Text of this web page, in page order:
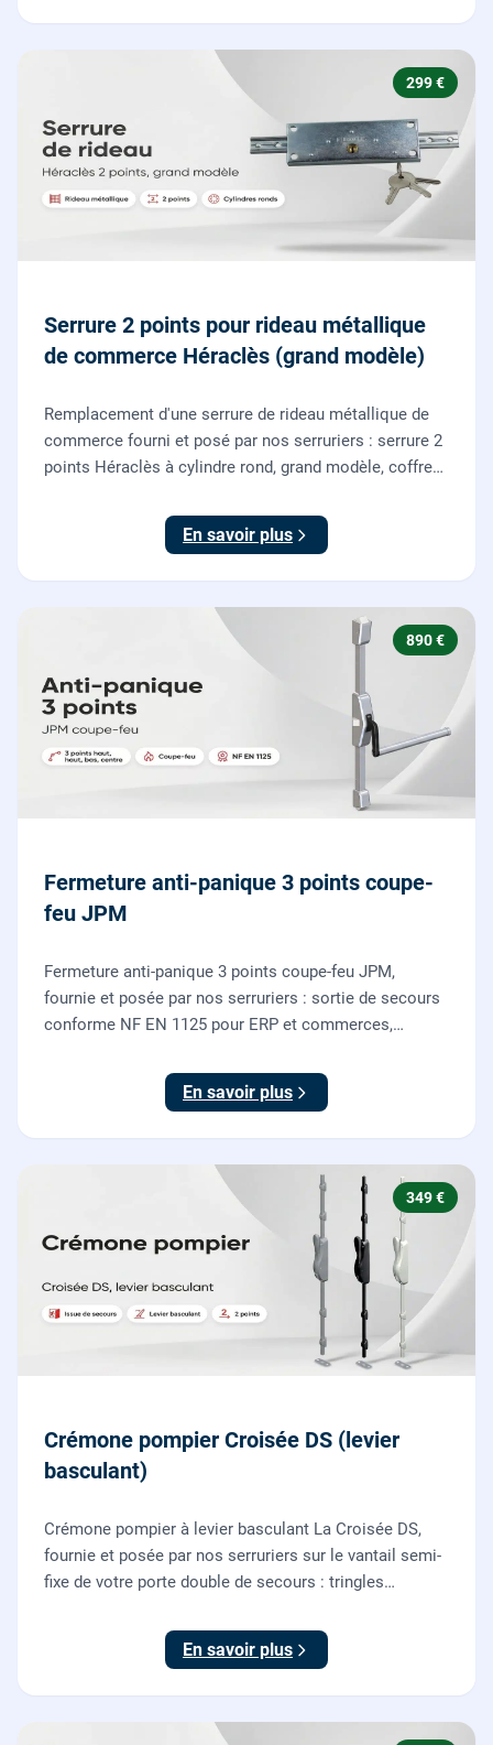
299 €
Serrure 2 points pour rideau métallique
de commerce Héraclès (grand modèle)
Remplacement d'une serrure de rideau métallique de
commerce fourni et posé par nos serruriers : serrure 2
points Héraclès à cylindre rond, grand modèle, coffre
des deux points de verrouillage.
En savoir plus
890 €
Fermeture anti-panique 3 points coupe-
feu JPM
Fermeture anti-panique 3 points coupe-feu JPM,
fournie et posée par nos serruriers : sortie de secours
conforme NF EN 1125 pour ERP et commerces,
En savoir plus
349 €
Crémone pompier Croisée DS (levier
basculant)
Crémone pompier à levier basculant La Croisée DS,
fournie et posée par nos serruriers sur le vantail semi-
fixe de votre porte double de secours : tringles
En savoir plus